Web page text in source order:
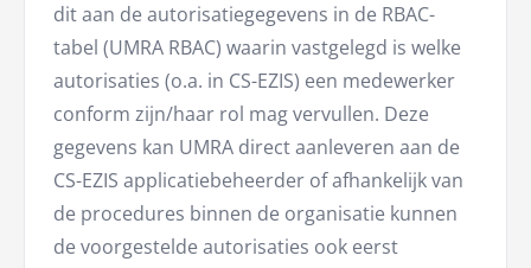
dit aan de autorisatiegegevens in de RBAC-
tabel (UMRA RBAC) waarin vastgelegd is welke
autorisaties (o.a. in CS-EZIS) een medewerker
conform zijn/haar rol mag vervullen. Deze
gegevens kan UMRA direct aanleveren aan de
CS-EZIS applicatiebeheerder of afhankelijk van
de procedures binnen de organisatie kunnen
de voorgestelde autorisaties ook eerst